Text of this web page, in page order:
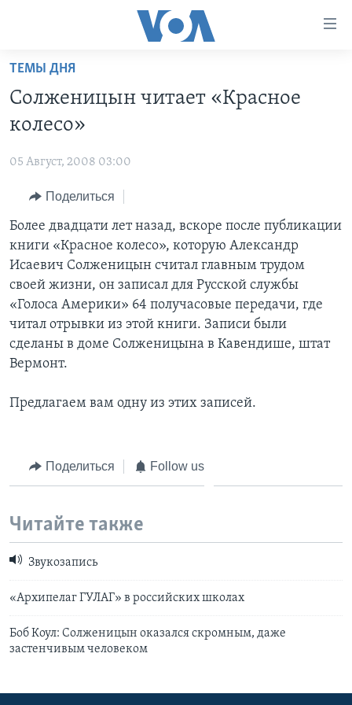
Перейти
основной
контент
навигации
Перейти
поиск
НОВОСТИ ЗА МИНУТУ
ИТОГИ
ПОЧЕМУ ЭТО ВАЖНО?
ДИСКУССИЯ VOA
ДЕТАЛИ
НЬЮ-ЙОРК NEW YORK
АМЕРИКА. БОЛЬШОЕ ПУТЕШЕСТВИЕ
УЧИМ АНГЛИЙСКИЙ
НАША АМЕРИКАНСКАЯ ИСТОРИЯ
А КАК В АМЕРИКЕ?
АРТЕФАКТЫ
АМЕРИКАНСКИЕ ГОРОДКИ
ТЕСТЫ
ЭКСПЕРТИЗА
ИНТЕРВЬЮ
ФАКТЫ ПРОТИВ ФЕЙКОВ
ЗА СВОБОДУ ПРЕССЫ
УЧИМ АНГЛИЙСКИЙ
ВИДЕО
ПОДПИСКА НА НОВОСТИ
ТЕМЫ ДНЯ
Солженицын читает «Красное
колесо»
05 Август, 2008 03:00
Поделиться
Более двадцати лет назад, вскоре после публикации
книги «Красное колесо», которую Александр
Исаевич Солженицын считал главным трудом
своей жизни, он записал для Русской службы
«Голоса Америки» 64 получасовые передачи, где
читал отрывки из этой книги. Записи были
сделаны в доме Солженицына в Кавендише, штат
Вермонт.
Предлагаем вам одну из этих записей.
Поделиться Follow us
Читайте также
Звукозапись
«Архипелаг ГУЛАГ» в российских школах
Боб Коул: Солженицын оказался скромным, даже
застенчивым человеком